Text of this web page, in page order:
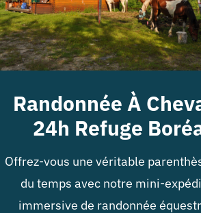
Randonnée À
24h Refuge
Offrez-vous une véritable
du temps avec notre mini-
immersive de randonnée